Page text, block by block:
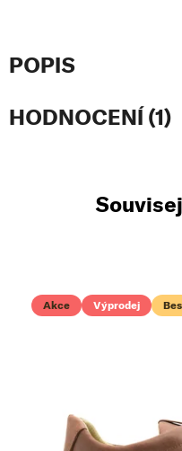
POPIS
HODNOCENÍ (1)
Akce Výprodej